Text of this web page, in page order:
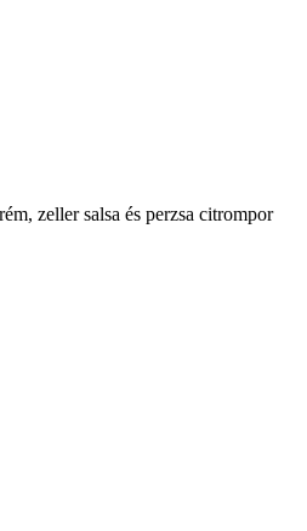
zeller salsa és perzsa citrompor